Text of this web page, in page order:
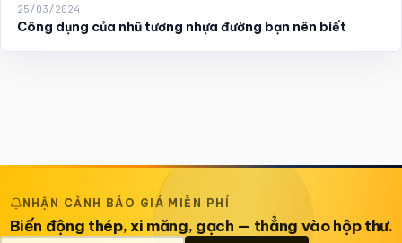
25/03/2024
Công dụng của nhũ tương nhựa đường bạn nên biết
NHẬN CẢNH BÁO GIÁ MIỄN PHÍ
Biến động thép, xi măng, gạch — thẳng vào hộp thư.